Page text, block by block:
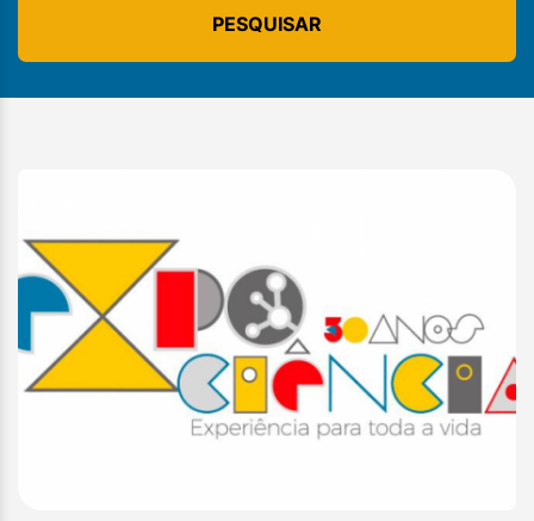
PESQUISAR